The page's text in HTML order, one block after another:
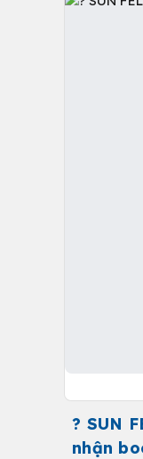
? SUN
nhận